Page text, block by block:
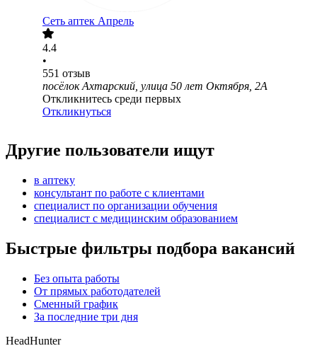
Сеть аптек Апрель
4.4
•
551 отзыв
посёлок Ахтарский, улица 50 лет Октября, 2А
Откликнитесь среди первых
Откликнуться
Другие пользователи ищут
в аптеку
консультант по работе с клиентами
специалист по организации обучения
специалист с медицинским образованием
Быстрые фильтры подбора вакансий
Без опыта работы
От прямых работодателей
Сменный график
За последние три дня
HeadHunter